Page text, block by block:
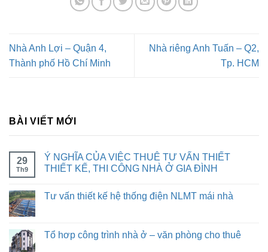
Nhà Anh Lợi – Quận 4,
Thành phố Hồ Chí Minh
Nhà riêng Anh Tuấn – Q2,
Tp. HCM
BÀI VIẾT MỚI
29
Th9
Ý NGHĨA CỦA VIỆC THUÊ TƯ VẤN THIẾT
THIẾT KẾ, THI CÔNG NHÀ Ở GIA ĐÌNH
Tư vấn thiết kế hệ thống điện NLMT mái nhà
Tổ hơp công trình nhà ở – văn phòng cho thuê